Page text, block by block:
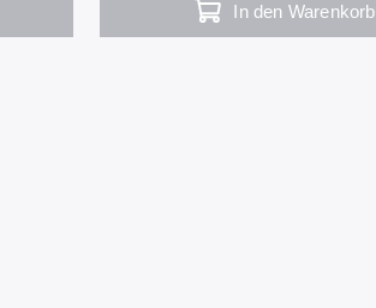
In den Warenkorb